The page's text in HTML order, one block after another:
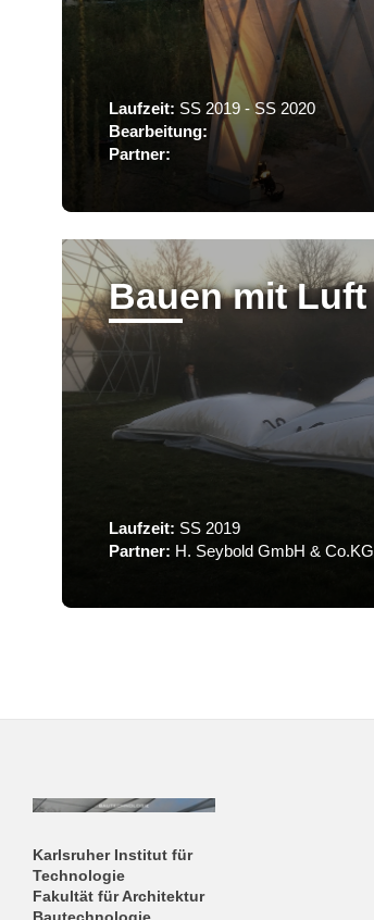
Laufzeit: SS 2019 - SS 2020
Bearbeitung:
Partner:
Bauen mit Luft
Laufzeit: SS 2019
Partner: H. Seybold GmbH & Co.KG
Karlsruher Institut für
Technologie
Fakultät für Architektur